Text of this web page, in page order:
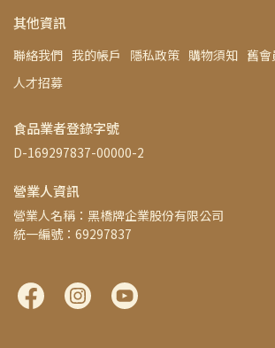
其他資訊
聯絡我們 我的帳戶 隱私政策 購物須知 舊
人才招募
食品業者登錄字號
D-169297837-00000-2
營業人資訊
營業人名稱：黑橋牌企業股份有限公司
統一編號：69297837